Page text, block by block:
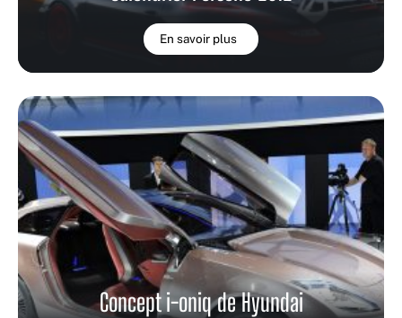
En savoir plus
Concept i-oniq de Hyundai